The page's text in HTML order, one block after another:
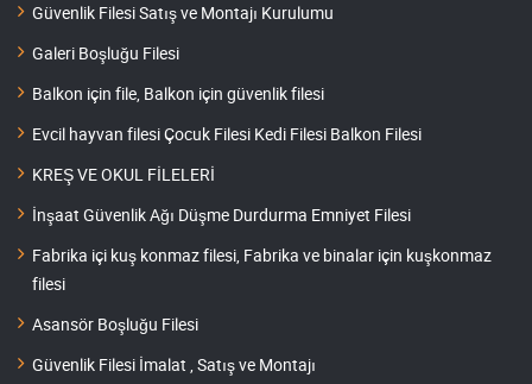
Güvenlik Filesi Satış ve Montajı Kurulumu
Galeri Boşluğu Filesi
Balkon için file, Balkon için güvenlik filesi
Evcil hayvan filesi Çocuk Filesi Kedi Filesi Balkon Filesi
KREŞ VE OKUL FİLELERİ
İnşaat Güvenlik Ağı Düşme Durdurma Emniyet Filesi
Fabrika içi kuş konmaz filesi, Fabrika ve binalar için kuşkonmaz
filesi
Asansör Boşluğu Filesi
Güvenlik Filesi İmalat , Satış ve Montajı